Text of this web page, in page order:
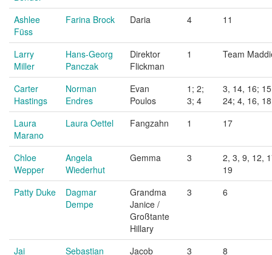
Ashlee
Füss
Farina Brock Daria 4 11
Larry
Miller
Hans-Georg
Panczak
Direktor
Flickman
1 Team
Carter
Hastings
Norman
Endres
Evan
Poulos
1; 2;
3; 4
3, 14, 16;
24; 4, 16,
Laura
Marano
Laura Oettel Fangzahn 1 17
Chloe
Wepper
Angela
Wiederhut
Gemma 3
2, 3, 9, 12,
19
Patty Duke
Dagmar
Dempe
Grandma
Janice /
Großtante
Hillary
3 6
Jai Sebastian Jacob 3 8